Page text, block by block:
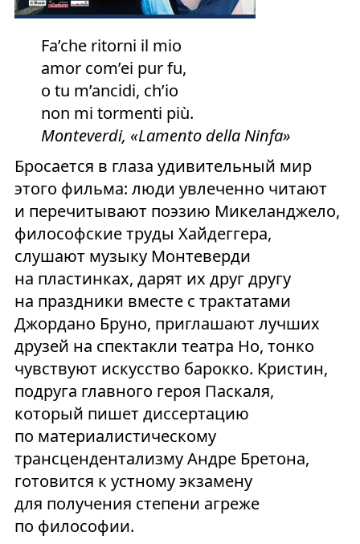
Fa’che ritorni il mio
amor com’ei pur fu,
o tu m’ancidi, ch’io
non mi tormenti più.
Monteverdi, «Lamento della Ninfa»
Бросается в глаза удивительный мир
этого фильма: люди увлеченно читают
и перечитывают поэзию Микеланджело,
философские труды Хайдеггера,
слушают музыку Монтеверди
на пластинках, дарят их друг другу
на праздники вместе с трактатами
Джордано Бруно, приглашают лучших
друзей на спектакли театра Но, тонко
чувствуют искусство барокко. Кристин,
подруга главного героя Паскаля,
который пишет диссертацию
по материалистическому
трансцендентализму Андре Бретона,
готовится к устному экзамену
для получения степени агреже
по философии.